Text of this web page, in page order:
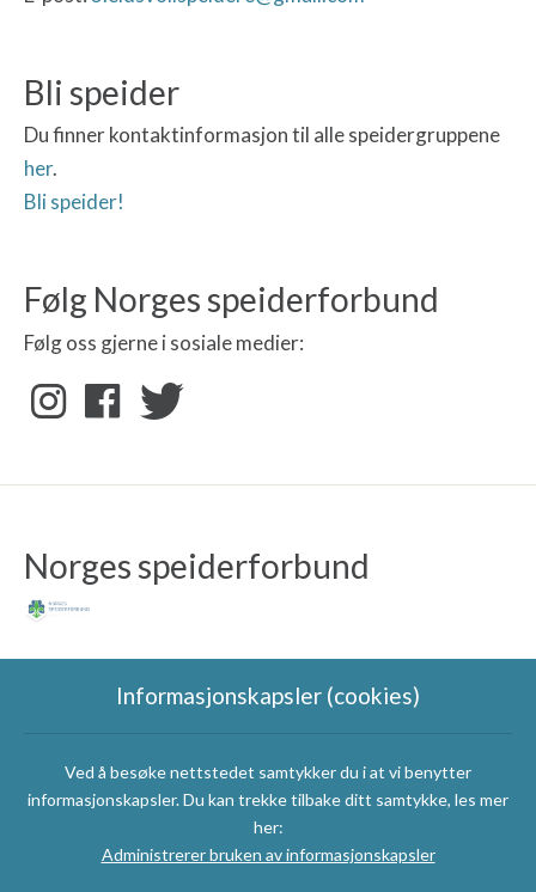
Bli speider
Du finner kontaktinformasjon til alle speidergruppene
her.
Bli speider!
Følg Norges speiderforbund
Følg oss gjerne i sosiale medier:
Norges speiderforbund
Speidergruppas
samarbeidspartnere
Informasjonskapsler (cookies)
Ved å besøke nettstedet samtykker du i at vi benytter
informasjonskapsler. Du kan trekke tilbake ditt samtykke, les mer
her:
Administrerer bruken av informasjonskapsler